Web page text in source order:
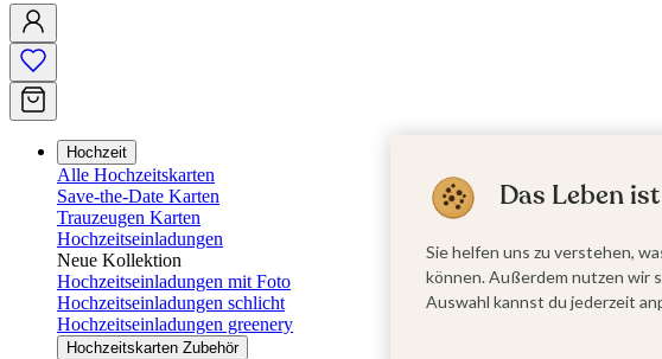
Hochzeit
Alle Hochzeitskarten
Save-the-Date Karten
Trauzeugen Karten
Hochzeitseinladungen
Neue Kollektion
Hochzeitseinladungen mit Foto
Hochzeitseinladungen schlicht
Hochzeitseinladungen greenery
Hochzeitskarten Zubehör
Das Leben
Sie helfen uns zu verstehen,
können. Außerdem nutzen wir
Auswahl kannst du jederzeit